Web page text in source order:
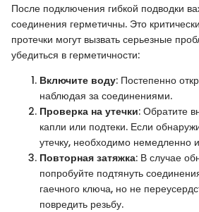
После подключения гибкой подводки
соединения герметичны. Это
протечки могут вызвать серьезные
убедиться в герметичности:
Включите воду: Постепенно
наблюдая за соединениями.
Проверка на утечки: Обратите
капли или подтеки. Если
утечку, необходимо немедленно
Повторная затяжка: В случае
попробуйте подтянуть
гаечного ключа, но не
повредить резьбу.